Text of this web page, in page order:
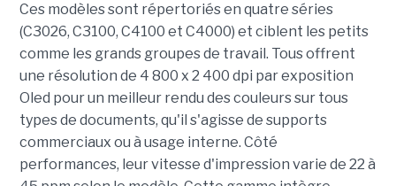
Ces modèles sont répertoriés en quatre séries
(C3026, C3100, C4100 et C4000) et ciblent les petits
comme les grands groupes de travail. Tous offrent
une résolution de 4 800 x 2 400 dpi par exposition
Oled pour un meilleur rendu des couleurs sur tous
types de documents, qu'il s'agisse de supports
commerciaux ou à usage interne. Côté
performances, leur vitesse d'impression varie de 22 à